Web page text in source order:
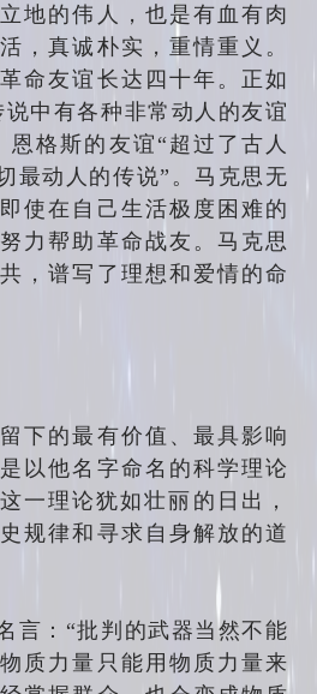
的伟人，也是有血有肉
，真诚朴实，重情重义。
命友谊长达四十年。正如
中有各种非常动人的友谊
恩格斯的友谊“超过了古人
最动人的传说”。马克思无
使在自己生活极度困难的
力帮助革命战友。马克思
，谱写了理想和爱情的命
的最有价值、最具影响
以他名字命名的科学理论
理论犹如壮丽的日出，
规律和寻求自身解放的道
：“批判的武器当然不能
质力量只能用物质力量来